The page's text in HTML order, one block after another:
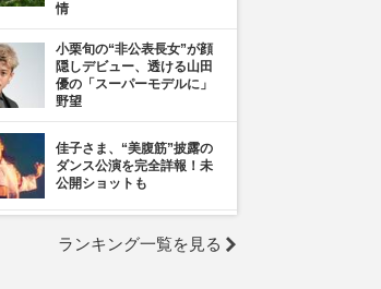
情
小栗旬の“非公表長女”が顔
隠しデビュー、透ける山田
優の「スーパーモデルに」
野望
佳子さま、“美腹筋”披露の
ダンス公演を完全詳報！未
公開ショットも
区域」拡大を発表も喫煙所
ランキング一覧を見る